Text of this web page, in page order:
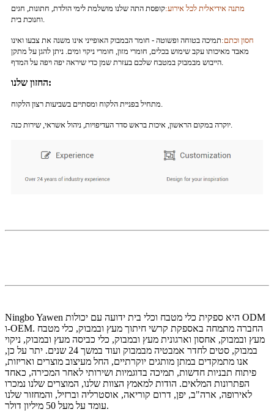
מתנה אידיאלית לכל אירוע:קופסת התה שלנו מושלמת לימי הולדת, חתונות, חגים
וחנוכת בית.
חסון וכתם:תמיכה בטוחה ופשוטה - חומר הבמבוק האופייני אינו משנה את צבעו ואינו
מאבד מאיכותו עקב שימוש בכלים, חומרי מזון, חומרי ניקוי ומים. ניתן להגן על מתקן
הייבוש מבמבוק במטבח שלכם בעזרת שמן כדי שיראה יפה ויפה על המדף.
החזון שלנו:
מתחיל בפניית הלקוח ומסתיים בשביעות רצון הלקוח.
יוקרה במקום הראשון, איכות בראש סדר העדיפויות, ניהול אשראי, שירות כנה.
Ningbo Yawen היא ספקית כלי מטבח וכלי בית ידועה עם יכולות ODM
ו-OEM. החברה מתמחה באספקת קרשי חיתוך מעץ ובמבוק, כלי מטבח
מעץ ובמבוק, אחסון וארגונית מעץ ובמבוק, כלי כביסה מעץ ובמבוק, ניקוי
במבוק, סטים לחדר אמבטיה מבמבוק ועוד במשך 24 שנים. יתר על כן,
אנו מתמקדים במתן מותגים יוקרתיים, החל מעיצוב מוצרים ואריזות,
פיתוח תבניות חדשות, תמיכה בדוגמיות ושירותי לאחר המכירה, כאחד
הפתרונות המלאים. הודות למאמץ הצוות שלנו, המוצרים שלנו נמכרו
לאירופה, ארה"ב, יפן, דרום קוריאה, אוסטרליה וברזיל, והמחזור שלנו
עומד על מעל 50 מיליון דולר.